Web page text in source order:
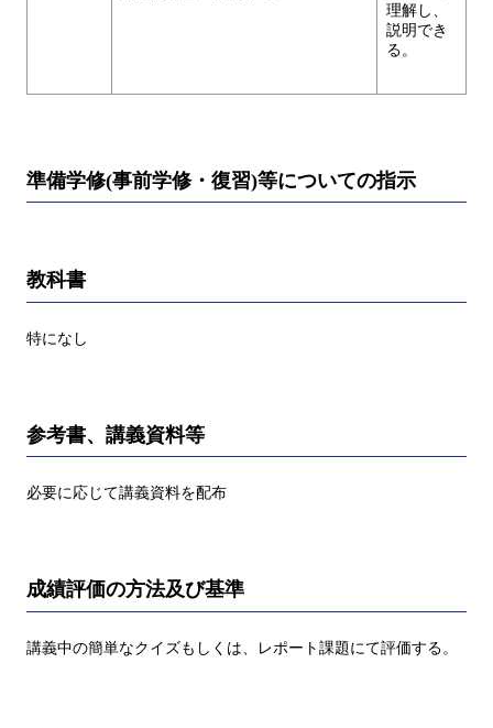
理解し、
説明でき
る。
準備学修(事前学修・復習)等についての指示
教科書
特になし
参考書、講義資料等
必要に応じて講義資料を配布
成績評価の方法及び基準
講義中の簡単なクイズもしくは、レポート課題にて評価する。